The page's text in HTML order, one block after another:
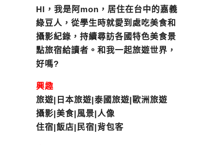
HI，我是阿mon，居住在台中的嘉義
綠豆人，從學生時就愛到處吃美食和
攝影紀錄，持續尋訪各國特色美食景
點旅宿給讀者。和我一起旅遊世界，
好嗎?
興趣
旅遊|日本旅遊|泰國旅遊|歐洲旅遊
攝影|美食|風景|人像
住宿|飯店|民宿|背包客